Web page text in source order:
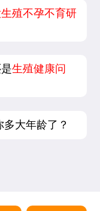
殖不孕不育研
生殖健康问
多大年龄了？